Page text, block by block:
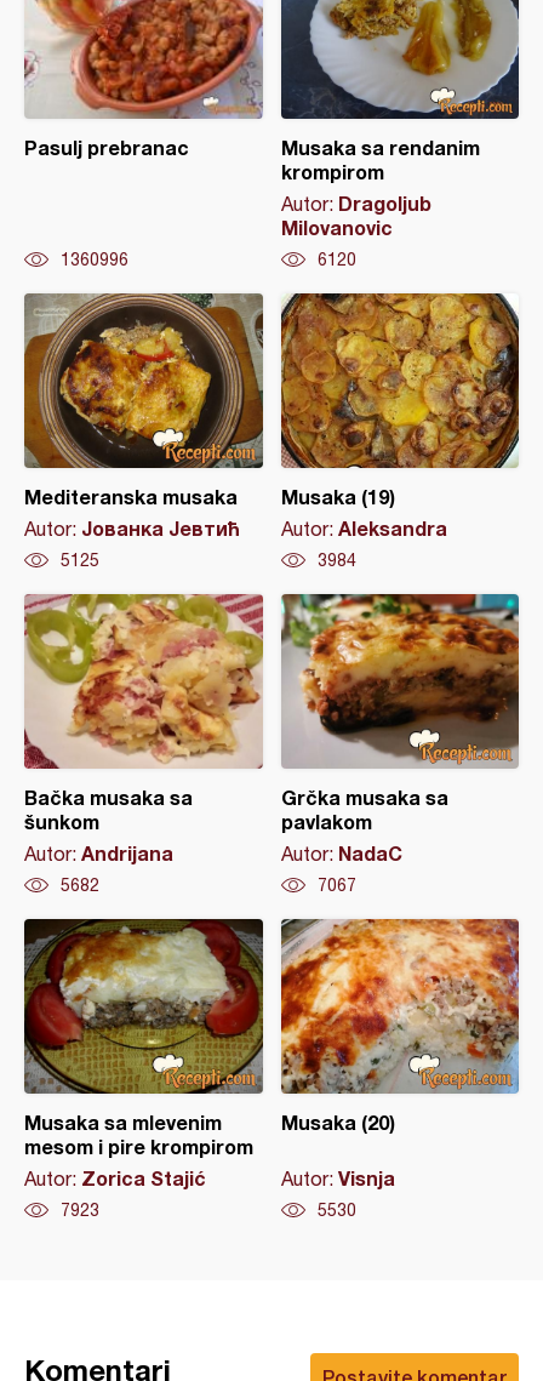
Pasulj prebranac
1360996
Musaka sa rendanim
krompirom
Autor: Dragoljub
Milovanovic
6120
Mediteranska musaka
Autor: Јованка Јевтић
5125
Musaka (19)
Autor: Aleksandra
3984
Bačka musaka sa
šunkom
Autor: Andrijana
5682
Grčka musaka sa
pavlakom
Autor: NadaC
7067
Musaka sa mlevenim
mesom i pire krompirom
Autor: Zorica Stajić
7923
Musaka (20)
Autor: Visnja
5530
Komentari